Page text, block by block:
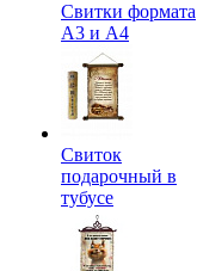
Свитки формата
А3 и А4
Свиток
подарочный в
тубусе